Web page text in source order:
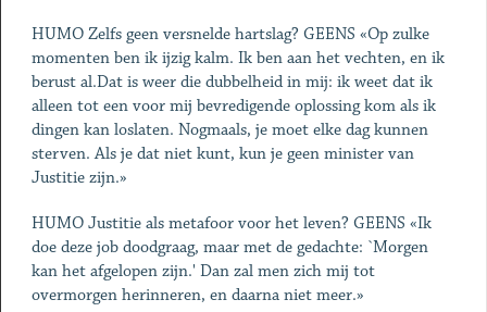
HUMO Zelfs geen versnelde hartslag? GEENS «Op zulke
momenten ben ik ijzig kalm. Ik ben aan het vechten, en ik
berust al.Dat is weer die dubbelheid in mij: ik weet dat ik
alleen tot een voor mij bevredigende oplossing kom als ik
dingen kan loslaten. Nogmaals, je moet elke dag kunnen
sterven. Als je dat niet kunt, kun je geen minister van
Justitie zijn.»
HUMO Justitie als metafoor voor het leven? GEENS «Ik
doe deze job doodgraag, maar met de gedachte: `Morgen
kan het afgelopen zijn.' Dan zal men zich mij tot
overmorgen herinneren, en daarna niet meer.»